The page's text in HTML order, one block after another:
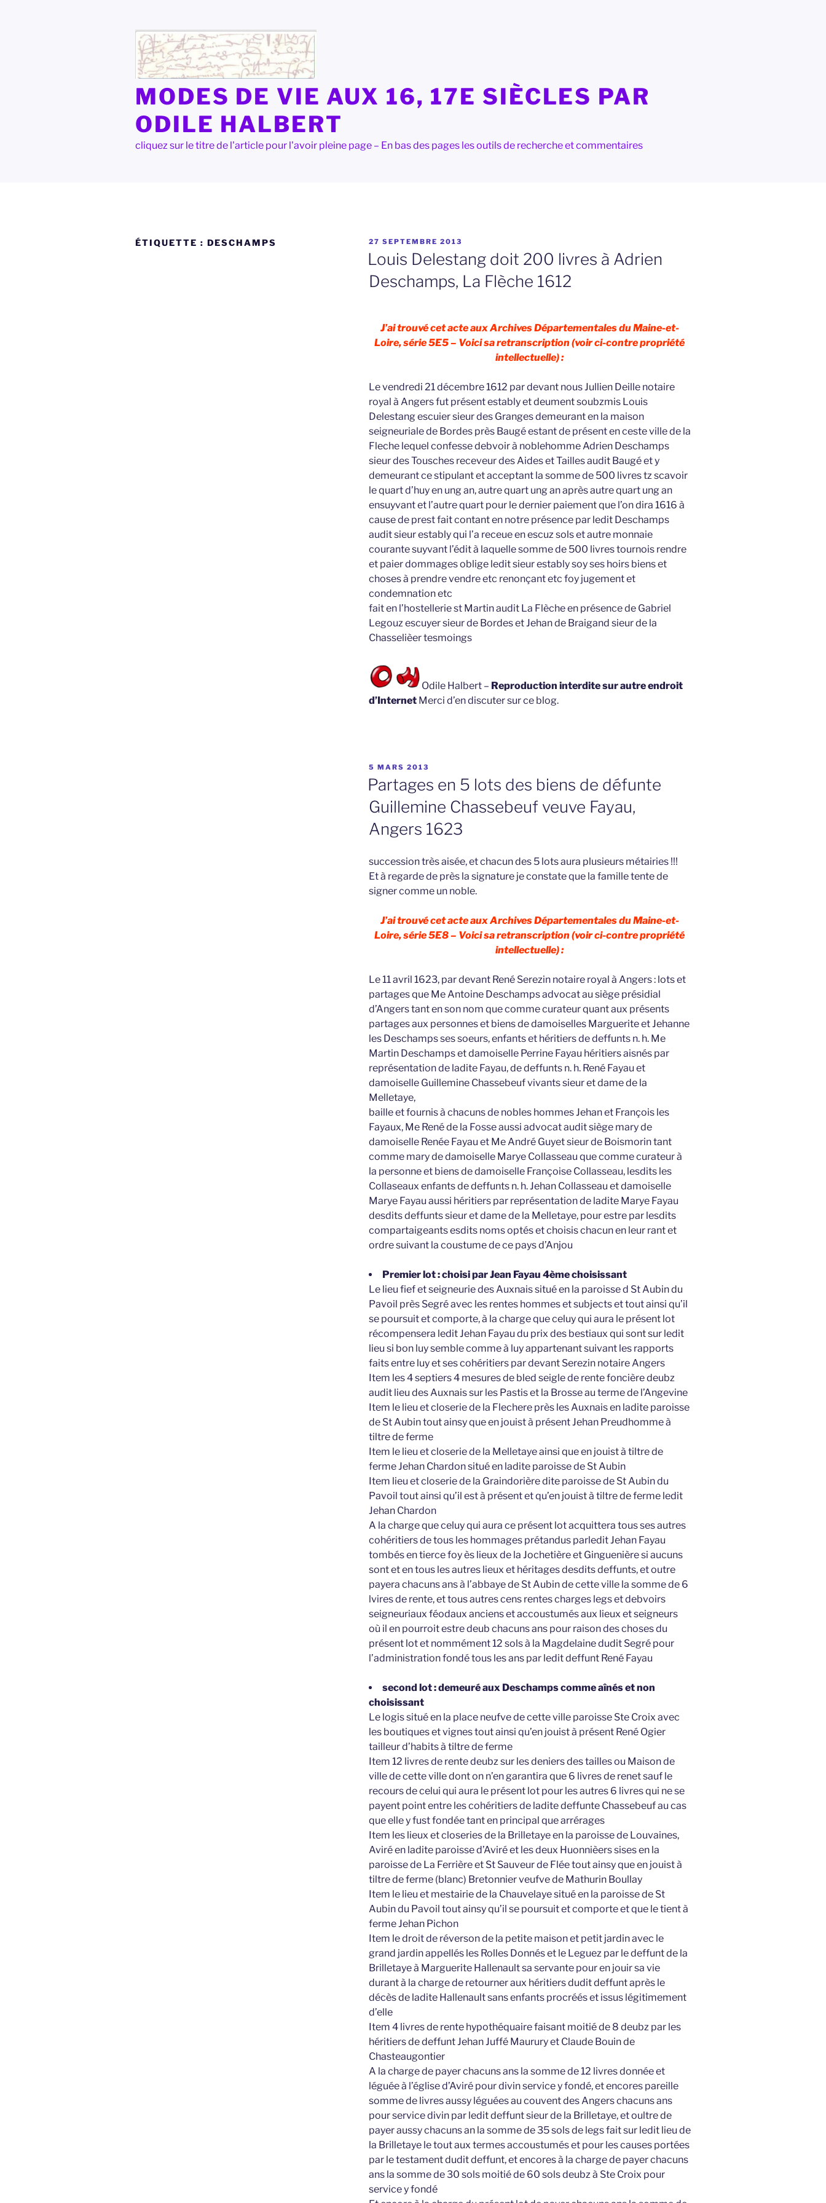
MODES DE VIE AUX 16, 17E SIÈCLES PAR
ODILE HALBERT
cliquez sur le titre de l'article pour l'avoir pleine page – En bas des pages les outils de recherche et commentaires
ÉTIQUETTE : DESCHAMPS
PUBLIÉ
LE
27 SEPTEMBRE 2013
Louis Delestang doit 200 livres à Adrien
Deschamps, La Flèche 1612
J’ai trouvé cet acte aux Archives Départementales du Maine-et-
Loire, série 5E5 – Voici sa retranscription (voir ci-contre propriété
intellectuelle) :
Le vendredi 21 décembre 1612 par devant nous Jullien Deille notaire
royal à Angers fut présent estably et deument soubzmis Louis
Delestang escuier sieur des Granges demeurant en la maison
seigneuriale de Bordes près Baugé estant de présent en ceste ville de la
Fleche lequel confesse debvoir à noblehomme Adrien Deschamps
sieur des Tousches receveur des Aides et Tailles audit Baugé et y
demeurant ce stipulant et acceptant la somme de 500 livres tz scavoir
le quart d’huy en ung an, autre quart ung an après autre quart ung an
ensuyvant et l’autre quart pour le dernier paiement que l’on dira 1616 à
cause de prest fait contant en notre présence par ledit Deschamps
audit sieur estably qui l’a receue en escuz sols et autre monnaie
courante suyvant l’édit à laquelle somme de 500 livres tournois rendre
et paier dommages oblige ledit sieur estably soy ses hoirs biens et
choses à prendre vendre etc renonçant etc foy jugement et
condemnation etc
fait en l’hostellerie st Martin audit La Flèche en présence de Gabriel
Legouz escuyer sieur de Bordes et Jehan de Braigand sieur de la
Chasselièer tesmoings
Odile Halbert – Reproduction interdite sur autre endroit
d’Internet Merci d’en discuter sur ce blog.
PUBLIÉ
LE
5 MARS 2013
Partages en 5 lots des biens de défunte
Guillemine Chassebeuf veuve Fayau,
Angers 1623
succession très aisée, et chacun des 5 lots aura plusieurs métairies !!!
Et à regarde de près la signature je constate que la famille tente de
signer comme un noble.
J’ai trouvé cet acte aux Archives Départementales du Maine-et-
Loire, série 5E8 – Voici sa retranscription (voir ci-contre propriété
intellectuelle) :
Le 11 avril 1623, par devant René Serezin notaire royal à Angers : lots et
partages que Me Antoine Deschamps advocat au siège présidial
d’Angers tant en son nom que comme curateur quant aux présents
partages aux personnes et biens de damoiselles Marguerite et Jehanne
les Deschamps ses soeurs, enfants et héritiers de deffunts n. h. Me
Martin Deschamps et damoiselle Perrine Fayau héritiers aisnés par
représentation de ladite Fayau, de deffunts n. h. René Fayau et
damoiselle Guillemine Chassebeuf vivants sieur et dame de la
Melletaye,
baille et fournis à chacuns de nobles hommes Jehan et François les
Fayaux, Me René de la Fosse aussi advocat audit siège mary de
damoiselle Renée Fayau et Me André Guyet sieur de Boismorin tant
comme mary de damoiselle Marye Collasseau que comme curateur à
la personne et biens de damoiselle Françoise Collasseau, lesdits les
Collaseaux enfants de deffunts n. h. Jehan Collasseau et damoiselle
Marye Fayau aussi héritiers par représentation de ladite Marye Fayau
desdits deffunts sieur et dame de la Melletaye, pour estre par lesdits
compartaigeants esdits noms optés et choisis chacun en leur rant et
ordre suivant la coustume de ce pays d’Anjou
Premier lot : choisi par Jean Fayau 4ème choisissant
Le lieu fief et seigneurie des Auxnais situé en la paroisse d St Aubin du
Pavoil près Segré avec les rentes hommes et subjects et tout ainsi qu’il
se poursuit et comporte, à la charge que celuy qui aura le présent lot
récompensera ledit Jehan Fayau du prix des bestiaux qui sont sur ledit
lieu si bon luy semble comme à luy appartenant suivant les rapports
faits entre luy et ses cohéritiers par devant Serezin notaire Angers
Item les 4 septiers 4 mesures de bled seigle de rente foncière deubz
audit lieu des Auxnais sur les Pastis et la Brosse au terme de l’Angevine
Item le lieu et closerie de la Flechere près les Auxnais en ladite paroisse
de St Aubin tout ainsy que en jouist à présent Jehan Preudhomme à
tiltre de ferme
Item le lieu et closerie de la Melletaye ainsi que en jouist à tiltre de
ferme Jehan Chardon situé en ladite paroisse de St Aubin
Item lieu et closerie de la Graindorière dite paroisse de St Aubin du
Pavoil tout ainsi qu’il est à présent et qu’en jouist à tiltre de ferme ledit
Jehan Chardon
A la charge que celuy qui aura ce présent lot acquittera tous ses autres
cohéritiers de tous les hommages prétandus parledit Jehan Fayau
tombés en tierce foy ès lieux de la Jochetière et Ginguenière si aucuns
sont et en tous les autres lieux et héritages desdits deffunts, et outre
payera chacuns ans à l’abbaye de St Aubin de cette ville la somme de 6
lvires de rente, et tous autres cens rentes charges legs et debvoirs
seigneuriaux féodaux anciens et accoustumés aux lieux et seigneurs
où il en pourroit estre deub chacuns ans pour raison des choses du
présent lot et nommément 12 sols à la Magdelaine dudit Segré pour
l’administration fondé tous les ans par ledit deffunt René Fayau
second lot : demeuré aux Deschamps comme aînés et non
choisissant
Le logis situé en la place neufve de cette ville paroisse Ste Croix avec
les boutiques et vignes tout ainsi qu’en jouist à présent René Ogier
tailleur d’habits à tiltre de ferme
Item 12 livres de rente deubz sur les deniers des tailles ou Maison de
ville de cette ville dont on n’en garantira que 6 livres de renet sauf le
recours de celui qui aura le présent lot pour les autres 6 livres qui ne se
payent point entre les cohéritiers de ladite deffunte Chassebeuf au cas
que elle y fust fondée tant en principal que arrérages
Item les lieux et closeries de la Brilletaye en la paroisse de Louvaines,
Aviré en ladite paroisse d’Aviré et les deux Huonnièers sises en la
paroisse de La Ferrière et St Sauveur de Flée tout ainsy que en jouist à
tiltre de ferme (blanc) Bretonnier veufve de Mathurin Boullay
Item le lieu et mestairie de la Chauvelaye situé en la paroisse de St
Aubin du Pavoil tout ainsy qu’il se poursuit et comporte et que le tient à
ferme Jehan Pichon
Item le droit de réverson de la petite maison et petit jardin avec le
grand jardin appellés les Rolles Donnés et le Leguez par le deffunt de la
Brilletaye à Marguerite Hallenault sa servante pour en jouir sa vie
durant à la charge de retourner aux héritiers dudit deffunt après le
décès de ladite Hallenault sans enfants procréés et issus légitimement
d’elle
Item 4 livres de rente hypothéquaire faisant moitié de 8 deubz par les
héritiers de deffunt Jehan Juffé Maurury et Claude Bouin de
Chasteaugontier
A la charge de payer chacuns ans la somme de 12 livres donnée et
léguée à l’église d’Aviré pour divin service y fondé, et encores pareille
somme de livres aussy léguées au couvent des Angers chacuns ans
pour service divin par ledit deffunt sieur de la Brilletaye, et oultre de
payer aussy chacuns an la somme de 35 sols de legs fait sur ledit lieu de
la Brilletaye le tout aux termes accoustumés et pour les causes portées
par le testament dudit deffunt, et encores à la charge de payer chacuns
ans la somme de 30 sols moitié de 60 sols deubz à Ste Croix pour
service y fondé